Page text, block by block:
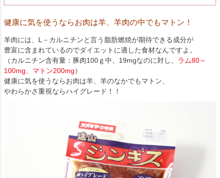
健康に気を使うならお肉は羊、羊肉の中でもマトン！
羊肉には、L－カルニチンと言う脂肪燃焼が期待できる成分が
豊富に含まれているのでダイエットに適した食材なんですよ。
（カルニチン含有量：豚肉100ｇ中、19mgなのに対し、 ラム80～
100mg、マトン200mg）
健康に気を使うならお肉は羊、羊のなかでもマトン、
やわらかさ重視ならハイグレード！！